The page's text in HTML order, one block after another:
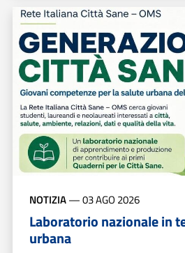
NOTIZIA—03 AGO 2026
Laboratorio nazionale in
urbana